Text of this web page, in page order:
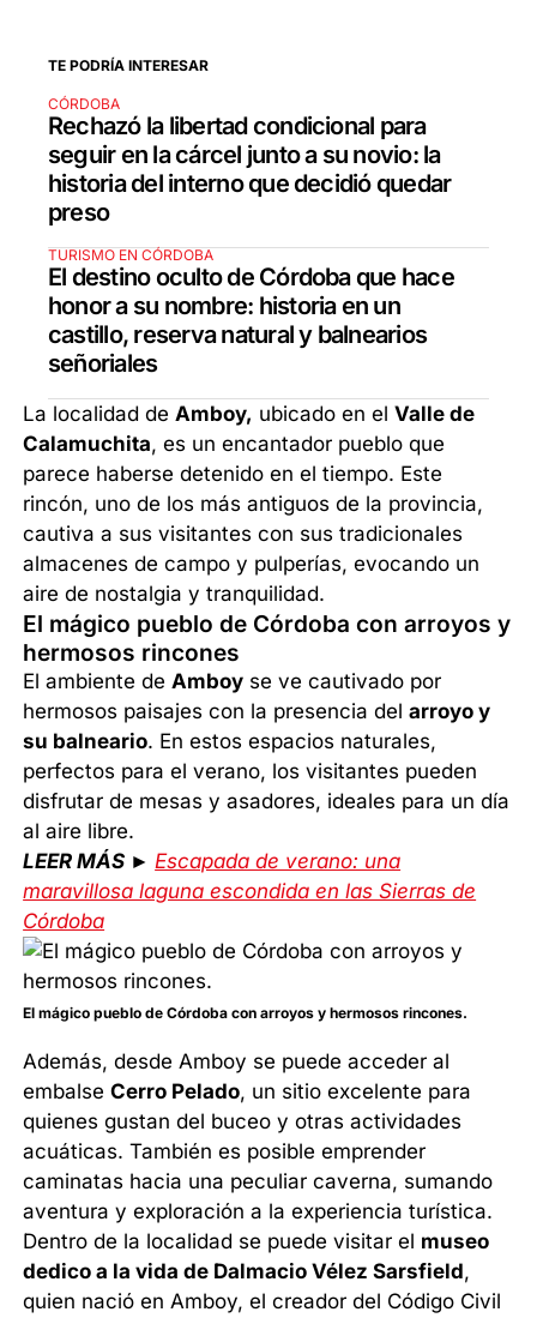
TE PODRÍA INTERESAR
CÓRDOBA
Rechazó la libertad condicional para
seguir en la cárcel junto a su novio: la
historia del interno que decidió quedar
preso
TURISMO EN CÓRDOBA
El destino oculto de Córdoba que hace
honor a su nombre: historia en un
castillo, reserva natural y balnearios
señoriales
La localidad deAmboy, ubicado en elValle de
Calamuchita, es un encantador pueblo que
parece haberse detenido en el tiempo. Este
rincón, uno de los más antiguos de la provincia,
cautiva a sus visitantes con sus tradicionales
almacenes de campo y pulperías, evocando un
aire de nostalgia y tranquilidad.
El mágico pueblo de Córdoba con arroyos y
hermosos rincones
El ambiente deAmboy se ve cautivado por
hermosos paisajes con la presencia delarroyo y
su balneario. En estos espacios naturales,
perfectos para el verano, los visitantes pueden
disfrutar de mesas y asadores, ideales para un día
al aire libre.
LEER MÁS ►Escapada de verano: una
maravillosa laguna escondida en las Sierras de
Córdoba
El mágico pueblo de Córdoba con arroyos y hermosos rincones.
Además, desde Amboy se puede acceder al
embalseCerro Pelado, un sitio excelente para
quienes gustan del buceo y otras actividades
acuáticas. También es posible emprender
caminatas hacia una peculiar caverna, sumando
aventura y exploración a la experiencia turística.
Dentro de la localidad se puede visitar el museo
dedico a la vida de Dalmacio Vélez Sarsfield,
quien nació en Amboy, el creador del Código Civil